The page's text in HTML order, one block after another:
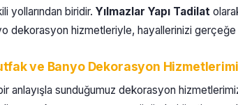
yollarından biridir. Yılmazlar Yapı Tadilat
dekorasyon hizmetleriyle, hayallerinizi
ve Banyo Dekorasyon
anlayışla sunduğumuz dekorasyon